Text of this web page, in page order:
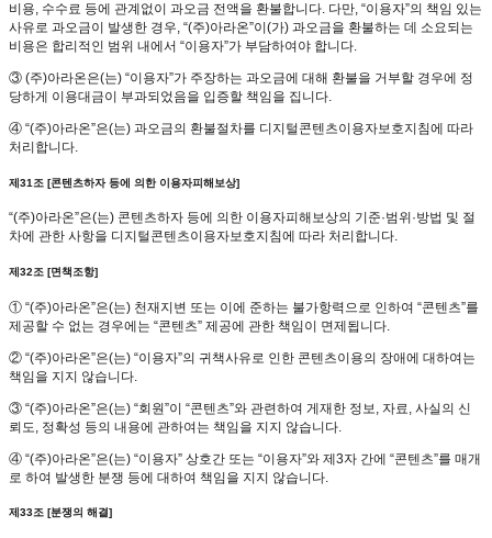
비용, 수수료 등에 관계없이 과오금 전액을 환불합니다. 다만, “이용자”의 책임 있는
사유로 과오금이 발생한 경우, “(주)아라온”이(가) 과오금을 환불하는 데 소요되는
비용은 합리적인 범위 내에서 “이용자”가 부담하여야 합니다.
③ (주)아라온은(는) “이용자”가 주장하는 과오금에 대해 환불을 거부할 경우에 정
당하게 이용대금이 부과되었음을 입증할 책임을 집니다.
④ “(주)아라온”은(는) 과오금의 환불절차를 디지털콘텐츠이용자보호지침에 따라
처리합니다.
제31조 [콘텐츠하자 등에 의한 이용자피해보상]
“(주)아라온”은(는) 콘텐츠하자 등에 의한 이용자피해보상의 기준·범위·방법 및 절
차에 관한 사항을 디지털콘텐츠이용자보호지침에 따라 처리합니다.
제32조 [면책조항]
① “(주)아라온”은(는) 천재지변 또는 이에 준하는 불가항력으로 인하여 “콘텐츠”를
제공할 수 없는 경우에는 “콘텐츠” 제공에 관한 책임이 면제됩니다.
② “(주)아라온”은(는) “이용자”의 귀책사유로 인한 콘텐츠이용의 장애에 대하여는
책임을 지지 않습니다.
③ “(주)아라온”은(는) “회원”이 “콘텐츠”와 관련하여 게재한 정보, 자료, 사실의 신
뢰도, 정확성 등의 내용에 관하여는 책임을 지지 않습니다.
④ “(주)아라온”은(는) “이용자” 상호간 또는 “이용자”와 제3자 간에 “콘텐츠”를 매개
로 하여 발생한 분쟁 등에 대하여 책임을 지지 않습니다.
제33조 [분쟁의 해결]